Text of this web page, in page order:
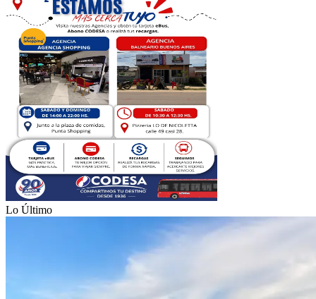
Lo Último